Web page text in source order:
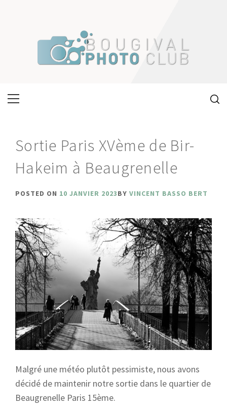
Primary
Sortie Paris XVème de Bir-
Hakeim à Beaugrenelle
POSTED ON 10 JANVIER 2023BY VINCENT BASSO BERT
Malgré une météo plutôt pessimiste, nous avons
décidé de maintenir notre sortie dans le quartier de
Beaugrenelle Paris 15ème.